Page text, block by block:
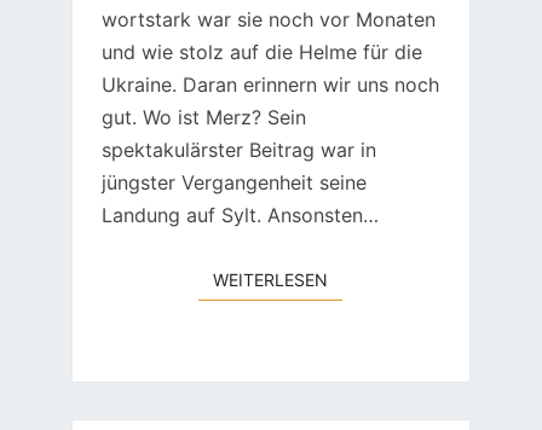
wortstark war sie noch vor Monaten
und wie stolz auf die Helme für die
Ukraine. Daran erinnern wir uns noch
gut. Wo ist Merz? Sein
spektakulärster Beitrag war in
jüngster Vergangenheit seine
Landung auf Sylt. Ansonsten…
WEITERLESEN